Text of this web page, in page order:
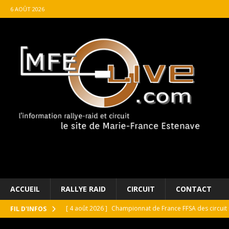
6 AOÛT 2026
ACCUEIL RALLYE RAID CIRCUIT CONTACT
FIL D'INFOS [ 4 août 2026 ] Championnat de France FFSA des